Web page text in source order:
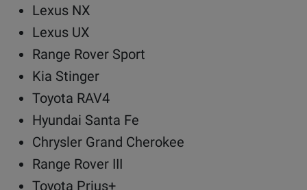
Lexus NX
Lexus UX
Range Rover Sport
Kia Stinger
Toyota RAV4
Hyundai Santa Fe
Chrysler Grand Cherokee
Range Rover III
Toyota Prius+